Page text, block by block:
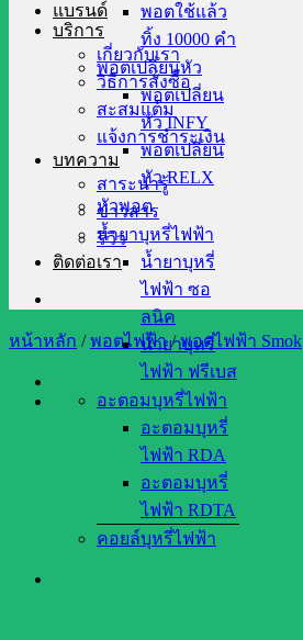
พอตใช้แล้ว
ทิ้ง 10000 คำ
พอตเปลี่ยนหัว
พอตเปลี่ยน
หัว INFY
พอตเปลี่ยน
หัว RELX
หัวพอต
น้ำยาบุหรี่ไฟฟ้า
น้ำยาบุหรี่
ไฟฟ้า ซอ
ลนิค
น้ำยาบุหรี่
ไฟฟ้า ฟรีเบส
อะตอมบุหรี่ไฟฟ้า
อะตอมบุหรี่
ไฟฟ้า RDA
อะตอมบุหรี่
ไฟฟ้า RDTA
คอยล์บุหรี่ไฟฟ้า
แบรนด์
บริการ
เกี่ยวกับเรา
วิธีการสั่งซื้อ
สะสมแต้ม
แจ้งการชำระเงิน
บทความ
สาระน่ารู้
ข่าวสาร
รีวิว
ติดต่อเรา
หน้าหลัก / พอตไฟฟ้า / พอตไฟฟ้า Smok